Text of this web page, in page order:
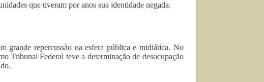
que tiveram por anos sua identidade negada.
grande repercussão na esfera pública e midiática. No
Tribunal Federal teve a determinação de desocupação